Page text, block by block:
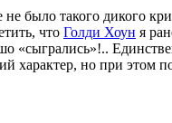
не было такого дикого
что Голди Хоун я
«сыгрались»!..
характер, но при этом